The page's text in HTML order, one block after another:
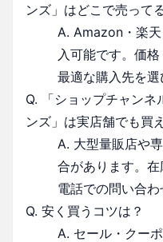
ンズ」はどこで売って
A. Amazon・楽
入可能です。価
最適な購入先を選
Q. 「ショップチャン
ンズ」は実店舗でも買
A. 大型量販店や
合があります。
電話での問い合わ
Q. 安く買うコツは？
A. セール・クー